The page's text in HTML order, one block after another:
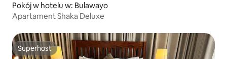
Pokój w hotelu w: Bulawayo
Apartament Shaka Deluxe
Superhost
Superhost